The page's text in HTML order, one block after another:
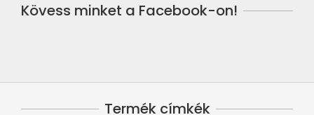
Kövess minket a Facebook-on!
Termék címkék